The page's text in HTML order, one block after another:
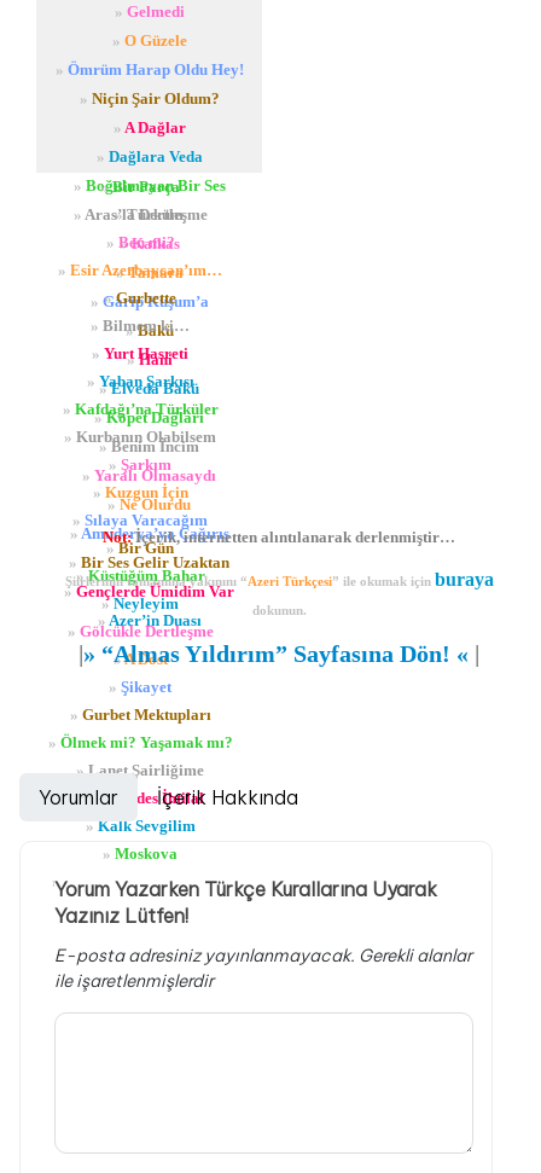
» Gelmedi
» O Güzele
» Ömrüm Harap Oldu Hey!
» Niçin Şair Oldum?
» A Dağlar
» Dağlara Veda
» Boğulmayan Bir Ses
»Türküm
»Kafkas
»Tamara
» Garip Kuşum’a
»Bakü
»Hani
»Elveda Bakü
»KopetDağları
»Benim İncim
» Yaralı Olmasaydı
» Ne Olurdu
» Amuderya’ya Çağırış
» Bir Ses Gelir Uzaktan
»Gençlerde Ümidim Var
» Azer’in Duası
»Bir Parça
» Aras’la Dertleşme
» Ben mi?
» Esir Azerbaycan’ım…
»Gurbette
» Bilmem ki…
» Yurt Hasreti
» Yaban Şarkısı
» Kafdağı’na Türküler
» Kurbanın Olabilsem
» Şarkım
» Kuzgun İçin
» Sılaya Varacağım
»Bir Gün
»Küstüğüm Bahar
» Neyleyim
» Gölcükle Dertleşme
»A Dost
» Şikayet
» Gurbet Mektupları
» Ölmek mi? Yaşamak mı?
» Lanet Şairliğime
»Mukaddes İhtilal
» Kalk Sevgilim
» Moskova
»Kızıl Köleler Dünyasına
»Garip Kuşum
Not:İçerik, internetten alıntılanarak derlenmiştir…
Şiirlerinin tamamına yakınını “Azeri Türkçesi” ile okumak için buraya
dokunun.
|» “Almas Yıldırım” Sayfasına Dön! « |
Yorumlar İçerik Hakkında
Yorum Yazarken Türkçe Kurallarına Uyarak
Yazınız Lütfen!
E-posta adresiniz yayınlanmayacak. Gerekli alanlar
ile işaretlenmişlerdir